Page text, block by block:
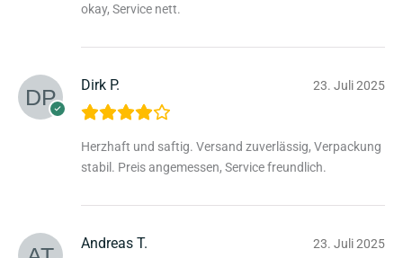
okay, Service nett.
Dirk P. 23. Juli 2025
Herzhaft und saftig. Versand zuverlässig, Verpackung
stabil. Preis angemessen, Service freundlich.
Andreas T. 23. Juli 2025